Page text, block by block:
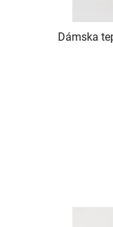
Dámska